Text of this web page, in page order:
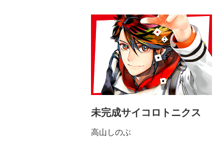
未完成サイコロトニクス
高山しのぶ